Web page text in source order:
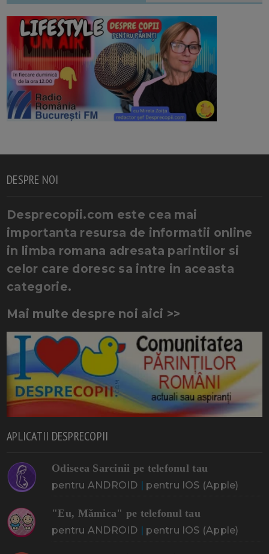
DESPRE NOI
Desprecopii.com este cea mai
importanta resursa de informatii online
in limba romana adresata parintilor si
celor care doresc sa intre in aceasta
categorie.
Mai multe despre noi aici >>
APLICATII DESPRECOPII
Odiseea Sarcinii pe telefonul tau
pentru ANDROID | pentru IOS (Apple)
"Eu, Mămica" pe telefonul tau
pentru ANDROID | pentru IOS (Apple)